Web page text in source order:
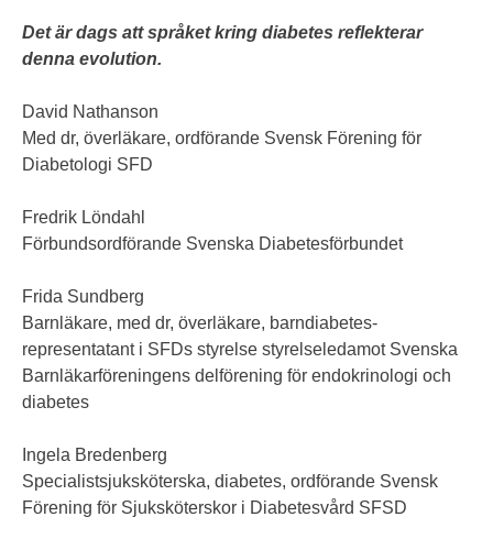
Det är dags att språket kring diabetes reflekterar
denna evolution.
David Nathanson
Med dr, överläkare, ordförande Svensk Förening för
Diabetologi SFD
Fredrik Löndahl
Förbundsordförande Svenska Diabetesförbundet
Frida Sundberg
Barnläkare, med dr, överläkare, barndiabetes-
representatant i SFDs styrelse styrelseledamot Svenska
Barnläkarföreningens delförening för endokrinologi och
diabetes
Ingela Bredenberg
Specialistsjuksköterska, diabetes, ordförande Svensk
Förening för Sjuksköterskor i Diabetesvård SFSD